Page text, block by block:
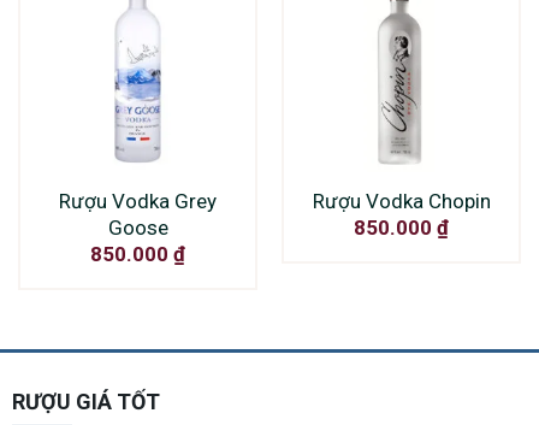
Rượu Vodka Grey
Goose
850.000 ₫
Rượu Vodka Chopin
850.000 ₫
RƯỢU GIÁ TỐT